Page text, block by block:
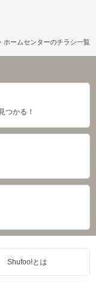
ホームセンターのチラシ一覧
つかる！
Shufoo!とは